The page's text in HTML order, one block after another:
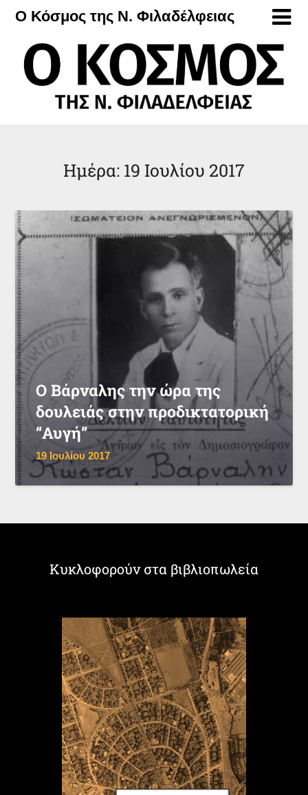
Μετάβαση
περιεχόμενο
Ο Κόσμος της Ν. Φιλαδέλφειας
Ημέρα: 19 Ιουλίου 2017
Ο Βάρναλης την ώρα της
δουλειάς στην προδικτατορική
“Αυγή”
19 Ιουλίου 2017
Κυκλοφορούν στα βιβλιοπωλεία